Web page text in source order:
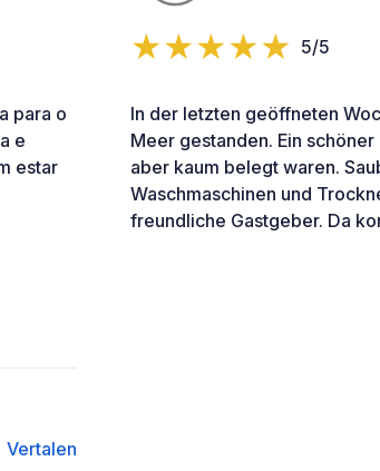
para o
e
estar
5/5
In der letzten geöffneten
Meer gestanden. Ein
aber kaum belegt waren.
Waschmaschinen und
freundliche Gastgeber. Da
Vertalen